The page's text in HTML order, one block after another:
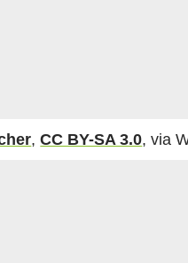
,CC BY-SA 3.0, via